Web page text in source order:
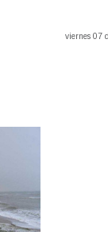
viernes 07